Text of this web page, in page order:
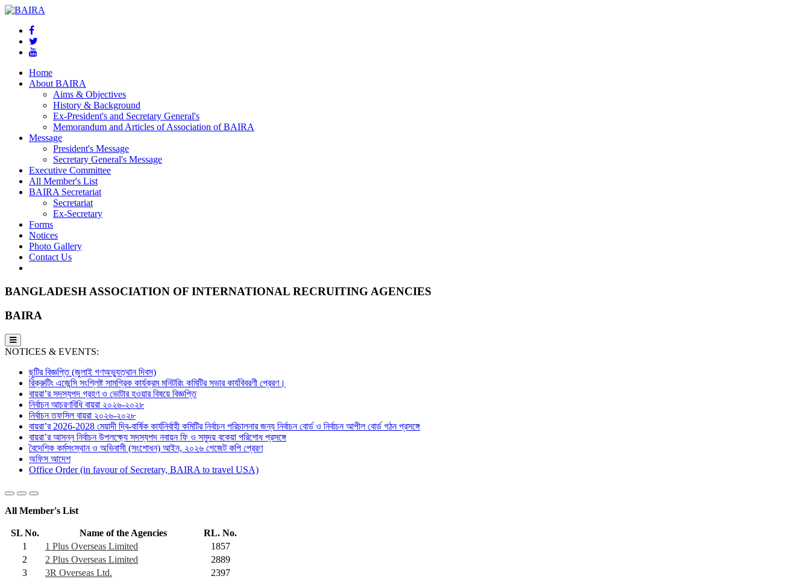
Home
About BAIRA
Aims & Objectives
History & Background
Ex-President's and Secretary General's
Memorandum and Articles of Association of BAIRA
Message
President's Message
Secretary General's Message
Executive Committee
All Member's List
BAIRA Secretariat
Secretariat
Ex-Secretary
Forms
Notices
Photo Gallery
Contact Us
BANGLADESH ASSOCIATION OF INTERNATIONAL RECRUITING AGENCIES
BAIRA
NOTICES & EVENTS:
ছুটির বিজ্ঞপ্তি (জুলাই গণঅভ্যুত্থান দিবস)
রিক্রুটিং এজেন্সি সংশ্লিষ্ট সামগ্রিক কার্যক্রম মনিটরিং কমিটির সভার কার্যবিবরণী প্রেরণ।
বায়রা’র সদস্যপদ গ্রহণ ও ভোটার হওয়ার বিষয়ে বিজ্ঞপ্তি
নির্বাচন আচরণবিধি বায়রা ২০২৬-২০২৮
নির্বাচন তফসিল বায়রা ২০২৬-২০২৮
বায়রা’র 2026-2028 মেয়াদী দ্বি-বার্ষিক কার্যনির্বাহী কমিটির নির্বাচন পরিচালনার জন্য নির্বাচন বোর্ড ও নির্বাচন আপীল বোর্ড গঠন প্রসঙ্গে
বায়রা’র আসন্ন নির্বাচন উপলক্ষ্যে সদস্যপদ নবায়ন ফি ও সমুদয় বকেয়া পরিশোধ প্রসঙ্গে
বৈদেশিক কর্মসংস্থান ও অভিবাসী (সংশোধন) আইন, ২০২৬ গেজেট কপি প্রেরণ
অফিস আদেশ
Office Order (in favour of Secretary, BAIRA to travel USA)
All Member's List
SL No. Name of the Agencies
RL. No.
1
1 Plus Overseas Limited
1857
2
2 Plus Overseas Limited
2889
3
3R Overseas Ltd.
2397